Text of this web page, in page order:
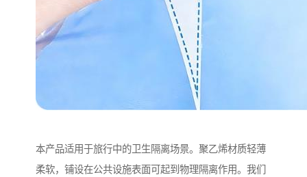
本产品适用于旅行中的卫生隔离场景。聚乙烯材质轻薄
柔软，铺设在公共设施表面可起到物理隔离作用。我们